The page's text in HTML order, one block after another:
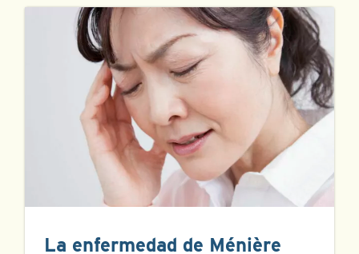
La enfermedad de Ménière